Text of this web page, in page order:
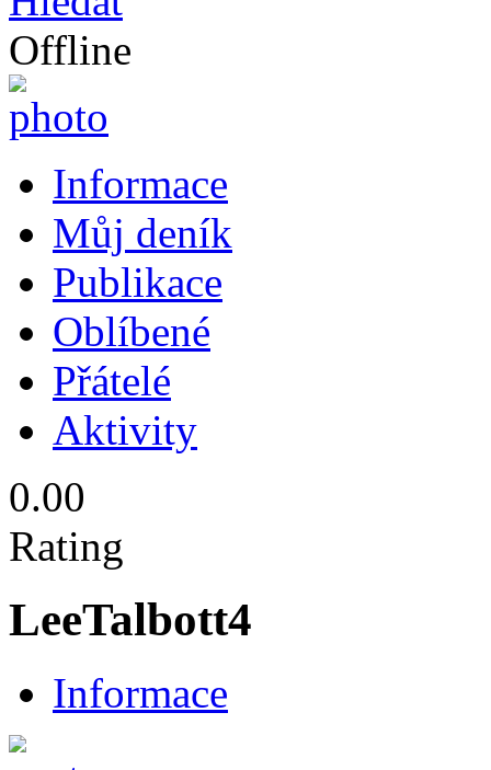
Offline
Informace
Můj deník
Publikace
Oblíbené
Přátelé
Aktivity
0.00
Rating
LeeTalbott4
Informace